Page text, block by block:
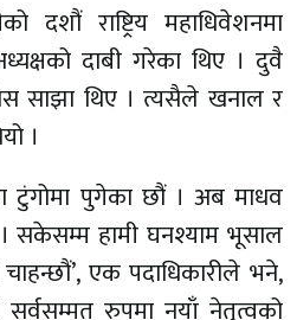
दशौं राष्ट्रिय महाधिवेशनमा
दाबी गरेका थिए । दुवै
साझा थिए । त्यसैले खनाल र
।
पुगेका छौं । अब माधव
सकेसम्म हामी घनश्याम भूसाल
एक पदाधिकारीले भने,
सर्वसम्मत रुपमा नयाँ नेतृत्वको